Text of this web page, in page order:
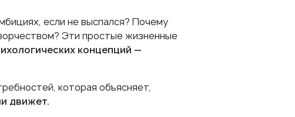
если не выспался? Почему
Эти простые жизненные
концепций —
которая объясняет,
движет.